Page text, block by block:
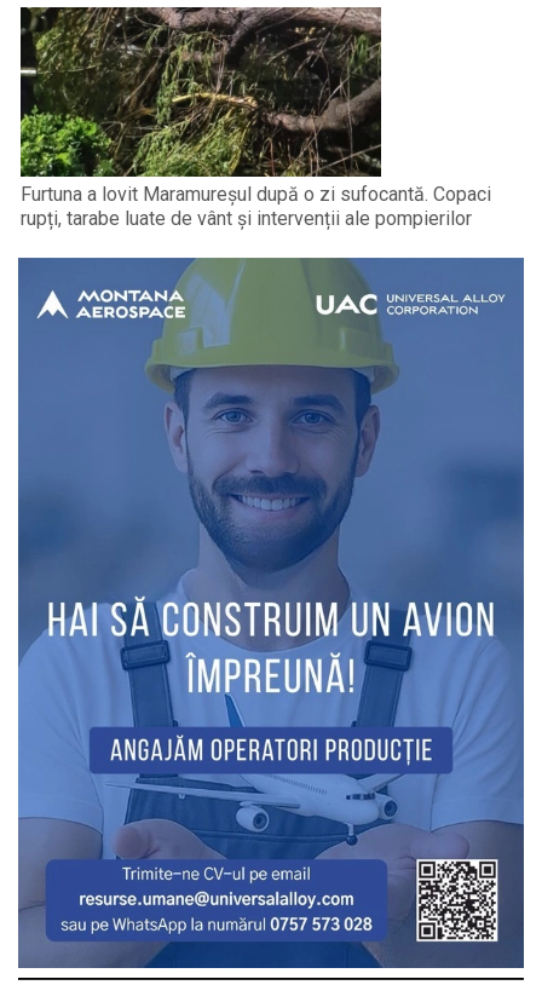
Furtuna a lovit Maramureșul după o zi sufocantă. Copaci
rupți, tarabe luate de vânt și intervenții ale pompierilor